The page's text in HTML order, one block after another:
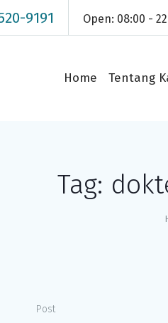
9191 Open: 08:00 -
Home Tentang
Tag:
Post